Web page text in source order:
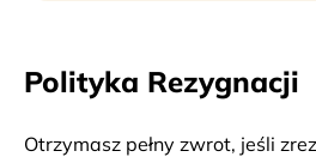
Polityka Rezygnacji
Otrzymasz pełny zwrot, jeśli